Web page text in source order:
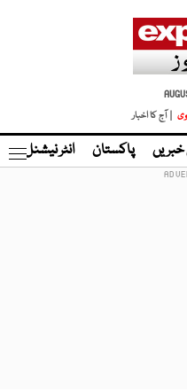
وی | آج کا اخبار
پاکستان انٹر نیشنل